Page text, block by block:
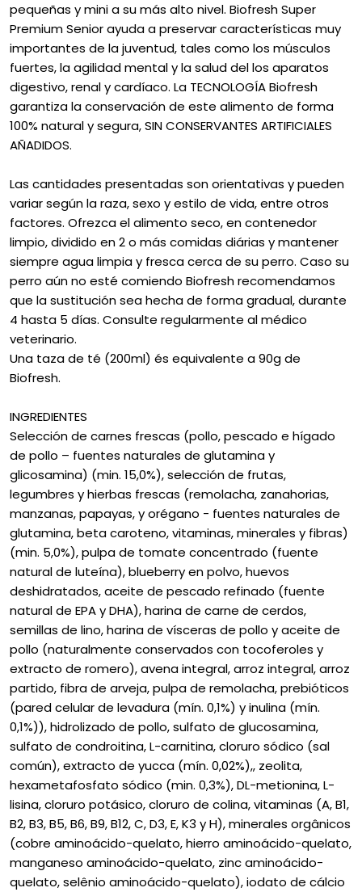
pequeñas y mini a su más alto nivel. Biofresh Super
Premium Senior ayuda a preservar características muy
importantes de la juventud, tales como los músculos
fuertes, la agilidad mental y la salud del los aparatos
digestivo, renal y cardíaco. La TECNOLOGÍA Biofresh
garantiza la conservación de este alimento de forma
100% natural y segura, SIN CONSERVANTES ARTIFICIALES
AÑADIDOS.
Las cantidades presentadas son orientativas y pueden
variar según la raza, sexo y estilo de vida, entre otros
factores. Ofrezca el alimento seco, en contenedor
limpio, dividido en 2 o más comidas diárias y mantener
siempre agua limpia y fresca cerca de su perro. Caso su
perro aún no esté comiendo Biofresh recomendamos
que la sustitución sea hecha de forma gradual, durante
4 hasta 5 días. Consulte regularmente al médico
veterinario.
Una taza de té (200ml) és equivalente a 90g de
Biofresh.
INGREDIENTES
Selección de carnes frescas (pollo, pescado e hígado
de pollo – fuentes naturales de glutamina y
glicosamina) (min. 15,0%), selección de frutas,
legumbres y hierbas frescas (remolacha, zanahorias,
manzanas, papayas, y orégano - fuentes naturales de
glutamina, beta caroteno, vitaminas, minerales y fibras)
(min. 5,0%), pulpa de tomate concentrado (fuente
natural de luteína), blueberry en polvo, huevos
deshidratados, aceite de pescado refinado (fuente
natural de EPA y DHA), harina de carne de cerdos,
semillas de lino, harina de vísceras de pollo y aceite de
pollo (naturalmente conservados con tocoferoles y
extracto de romero), avena integral, arroz integral, arroz
partido, fibra de arveja, pulpa de remolacha, prebióticos
(pared celular de levadura (mín. 0,1%) y inulina (mín.
0,1%)), hidrolizado de pollo, sulfato de glucosamina,
sulfato de condroitina, L-carnitina, cloruro sódico (sal
común), extracto de yucca (mín. 0,02%),, zeolita,
hexametafosfato sódico (min. 0,3%), DL-metionina, L-
lisina, cloruro potásico, cloruro de colina, vitaminas (A, B1,
B2, B3, B5, B6, B9, B12, C, D3, E, K3 y H), minerales orgânicos
(cobre aminoácido-quelato, hierro aminoácido-quelato,
manganeso aminoácido-quelato, zinc aminoácido-
quelato, selênio aminoácido-quelato), iodato de cálcio